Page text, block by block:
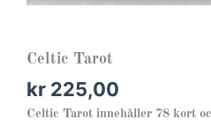
Celtic Tarot
kr 225,00
Celtic Tarot innehåller 78 kort